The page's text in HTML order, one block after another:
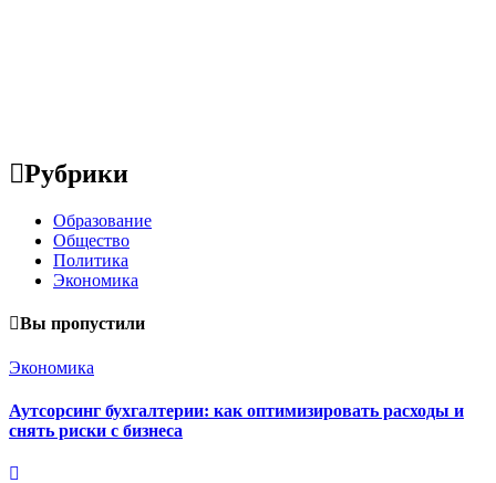
Рубрики
Образование
Общество
Политика
Экономика
Вы пропустили
Экономика
Аутсорсинг бухгалтерии: как оптимизировать расходы и
снять риски с бизнеса